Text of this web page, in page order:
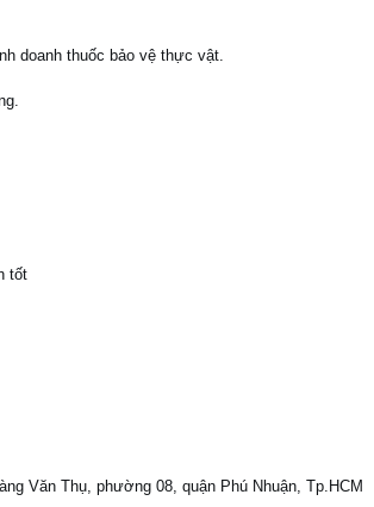
doanh thuốc bảo vệ thực vật.
tốt
Văn Thụ, phường 08, quận Phú Nhuận, Tp.HCM